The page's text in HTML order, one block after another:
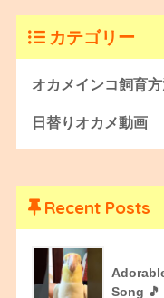
カテゴリー
オカメインコ飼育
日替りオカメ動画
Recent Posts
Song